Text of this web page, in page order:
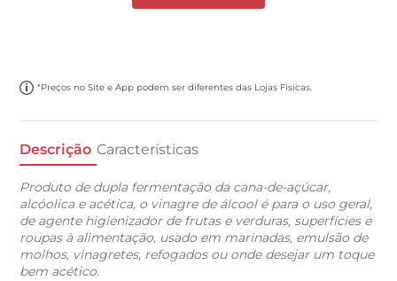
*Preços no Site e App podem ser diferentes das Lojas Físicas.
Descrição Características
Produto de dupla fermentação da cana-de-açúcar,
alcóolica e acética, o vinagre de álcool é para o uso geral,
de agente higienizador de frutas e verduras, superfícies e
roupas à alimentação, usado em marinadas, emulsão de
molhos, vinagretes, refogados ou onde desejar um toque
bem acético.